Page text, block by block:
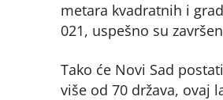
metara kvadratnih i
021, uspešno su
Tako će Novi Sad
više od 70 država, ovaj